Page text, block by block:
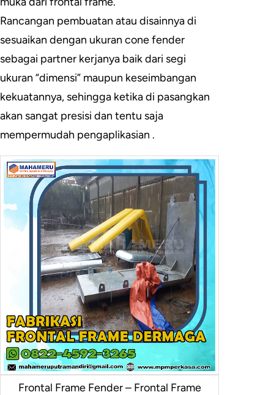
Rancangan pembuatan atau disainnya di
sesuaikan dengan ukuran cone fender
sebagai partner kerjanya baik dari segi
ukuran “dimensi” maupun keseimbangan
kekuatannya, sehingga ketika di pasangkan
akan sangat presisi dan tentu saja
mempermudah pengaplikasian .
Frontal Frame Fender – Frontal Frame